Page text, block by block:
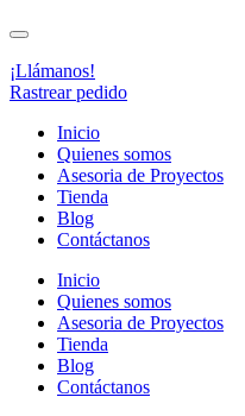
¡Llámanos!
Rastrear pedido
Inicio
Quienes somos
Asesoria de Proyectos
Tienda
Blog
Contáctanos
Inicio
Quienes somos
Asesoria de Proyectos
Tienda
Blog
Contáctanos